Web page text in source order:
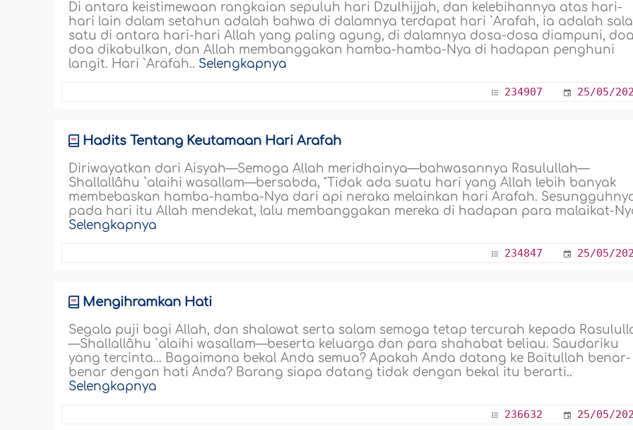
Di antara keistimewaan rangkaian sepuluh hari Dzulhijjah, dan kelebihannya atas hari-
hari lain dalam setahun adalah bahwa di dalamnya terdapat hari `Arafah, ia adalah
satu di antara hari-hari Allah yang paling agung, di dalamnya dosa-dosa diampuni,
doa dikabulkan, dan Allah membanggakan hamba-hamba-Nya di hadapan penghuni
langit. Hari `Arafah.. Selengkapnya
234907 25/05/
Hadits Tentang Keutamaan Hari Arafah
Diriwayatkan dari Aisyah—Semoga Allah meridhainya—bahwasannya Rasulullah—
Shallallâhu `alaihi wasallam—bersabda, "Tidak ada suatu hari yang Allah lebih banyak
membebaskan hamba-hamba-Nya dari api neraka melainkan hari Arafah.
pada hari itu Allah mendekat, lalu membanggakan mereka di hadapan para malaikat-
Selengkapnya
234847 25/05/
Mengihramkan Hati
Segala puji bagi Allah, dan shalawat serta salam semoga tetap tercurah kepada
—Shallallâhu `alaihi wasallam—beserta keluarga dan para shahabat beliau. Saudariku
yang tercinta… Bagaimana bekal Anda semua? Apakah Anda datang ke Baitullah benar-
benar dengan hati Anda? Barang siapa datang tidak dengan bekal itu berarti..
Selengkapnya
236632 25/05/